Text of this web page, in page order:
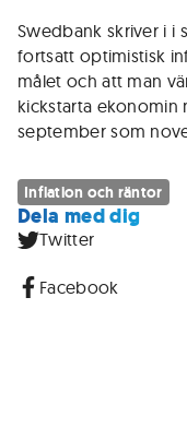
Swedbank skriver i i
fortsatt optimistisk
målet och att man
kickstarta ekonomin
september som
Inflation och räntor
Dela med dig
Twitter
Facebook